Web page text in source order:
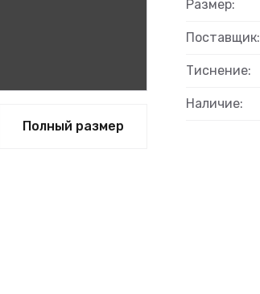
Полный размер
Размер:
Поставщик:
Тиснение:
Наличие: